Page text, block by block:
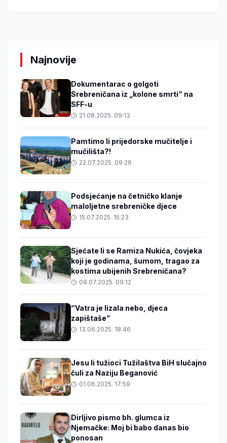
Najnovije
Dokumentarac o golgoti
Srebreničana iz „kolone smrti“ na
SFF-u
21.08.2025. 09:13
Pamtimo li prijedorske mučitelje i
mučilišta?!
22.07.2025. 09:26
Podsjećanje na četničko klanje
maloljetne srebreničke djece
15.07.2025. 15:23
Sjećate li se Ramiza Nukića, čovjeka
koji je godinama, šumom, tragao za
kostima ubijenih Srebreničana?
09.07.2025. 09:12
“Vatra je lizala nebo, djeca
zapištaše”
13.06.2025. 18:46
Jesu li tužioci Tužilaštva BiH slučajno
čuli za Naziju Beganović
01.06.2025. 17:59
Dirljivo pismo bh. glumca iz
Njemačke: Moj bi babo danas bio
ponosan